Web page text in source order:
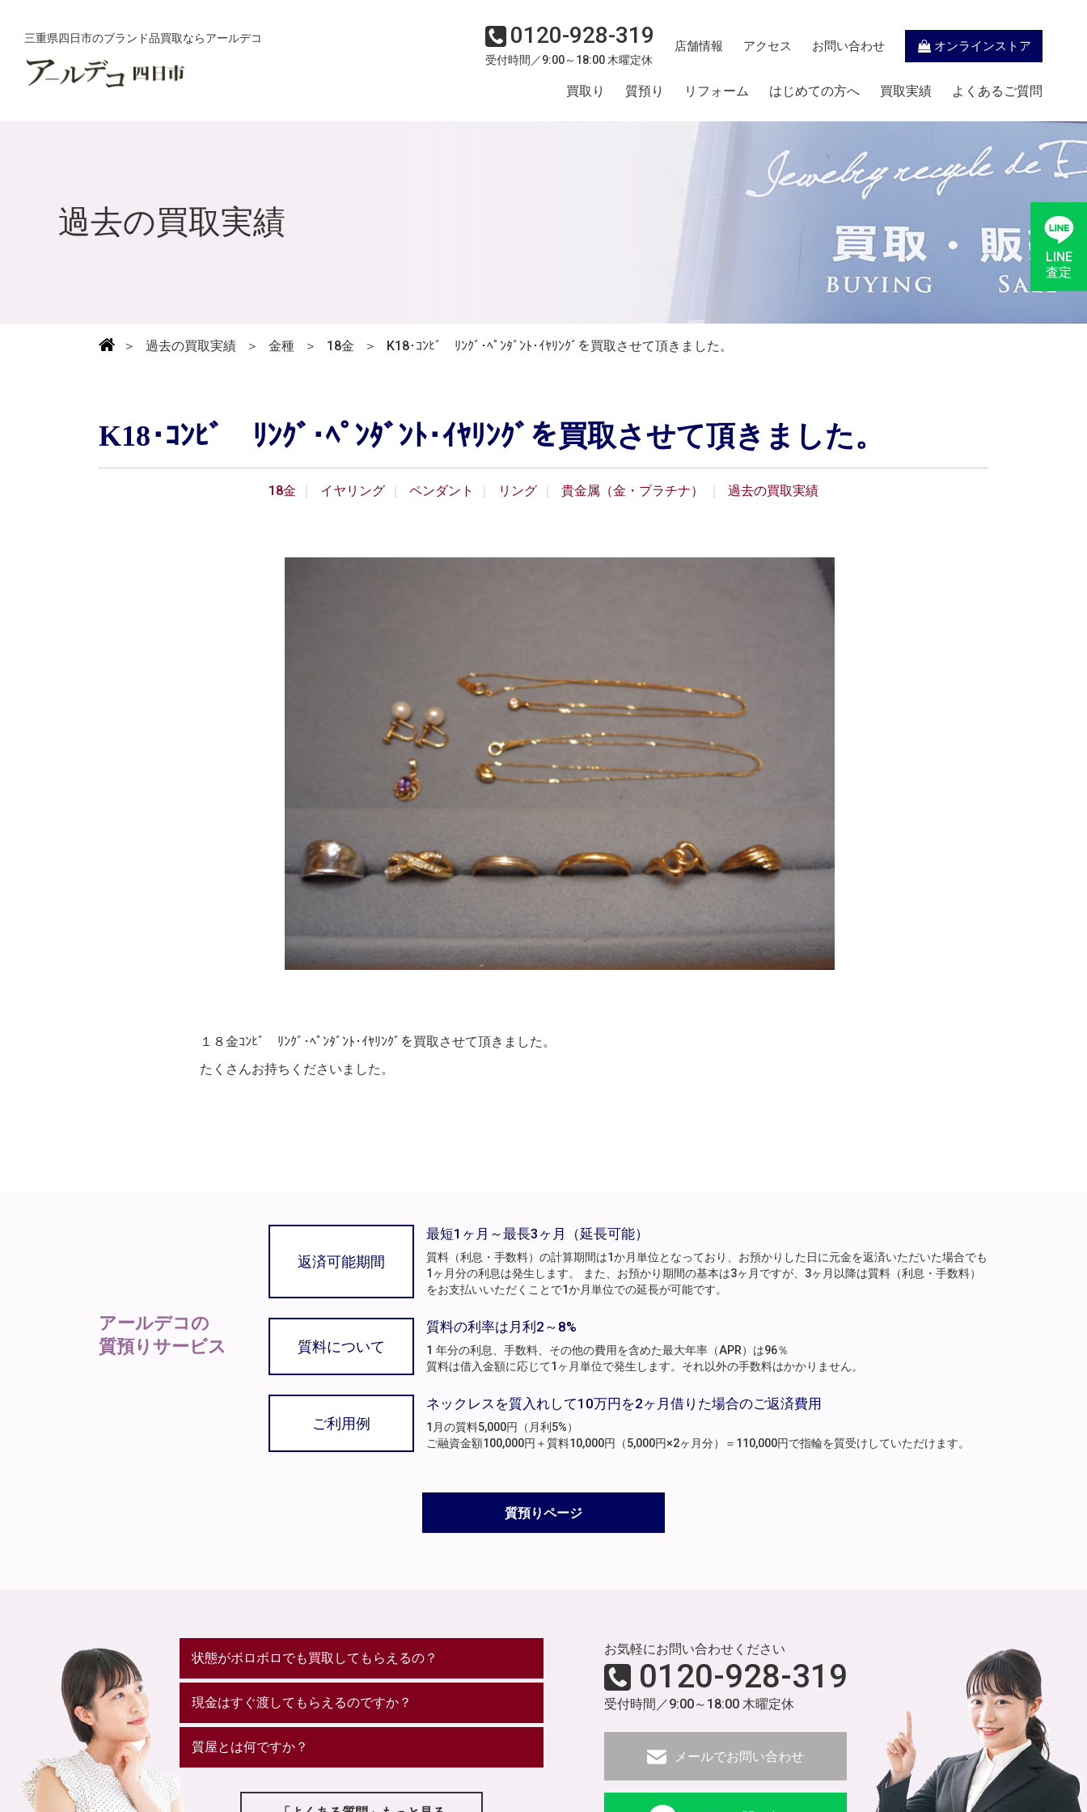
三重県四日市のブランド品買取ならアールデコ 0120-928-319
受付時間／9:00～18:00 木曜定休
店舗情報 アクセス お問い合わせ オンラインストア
買取り 質預り リフォーム はじめての方へ 買取実績 よくあるご質問
LINE
査定
過去の買取実績
＞ 過去の買取実績 ＞ 金種 ＞ 18金 ＞ K18･ｺﾝﾋﾞ ﾘﾝｸﾞ･ﾍﾟﾝﾀﾞﾝﾄ･ｲﾔﾘﾝｸﾞを買取させて頂きました。
K18･ｺﾝﾋﾞ ﾘﾝｸﾞ･ﾍﾟﾝﾀﾞﾝﾄ･ｲﾔﾘﾝｸﾞを買取させて頂きました。
18金 イヤリング ペンダント リング 貴金属（金・プラチナ） 過去の買取実績
１８金ｺﾝﾋﾞ ﾘﾝｸﾞ･ﾍﾟﾝﾀﾞﾝﾄ･ｲﾔﾘﾝｸﾞを買取させて頂きました。
たくさんお持ちくださいました。
アールデコの
質預りサービス
返済可能期間
最短1ヶ月～最長3ヶ月（延長可能）
質料（利息・手数料）の計算期間は1か月単位となっており、お預かりした日に元金を返済いただいた場合でも
1ヶ月分の利息は発生します。 また、お預かり期間の基本は3ヶ月ですが、3ヶ月以降は質料（利息・手数料）
をお支払いいただくことで1か月単位での延長が可能です。
質料について
質料の利率は月利2～8%
1 年分の利息、手数料、その他の費用を含めた最大年率（APR）は96％
質料は借入金額に応じて1ヶ月単位で発生します。それ以外の手数料はかかりません。
ご利用例
ネックレスを質入れして10万円を2ヶ月借りた場合のご返済費用
1月の質料5,000円（月利5%）
ご融資金額100,000円＋質料10,000円（5,000円×2ヶ月分）＝110,000円で指輪を質受けしていただけます。
質預りページ
状態がボロボロでも買取してもらえるの？
現金はすぐ渡してもらえるのですか？
質屋とは何ですか？
お気軽にお問い合わせください
0120-928-319
受付時間／9:00～18:00 木曜定休
メールでお問い合わせ